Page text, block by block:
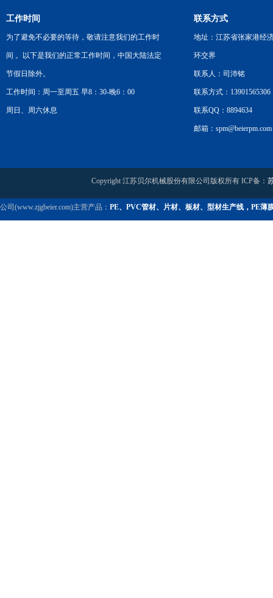
工作时间
为了避免不必要的等待，敬请注意我们的工作时
间 。以下是我们的正常工作时间，中国大陆法定
节假日除外。
工作时间：周一至周五 早8：30-晚6：00
周日、周六休息
联系方式
地址：江苏省张家港经
环交界
联系人：司沛铭
联系方式：13901565306
联系QQ：8894634
邮箱：spm@beierpm.com
Copyright 江苏贝尔机械股份有限公司版权所有 ICP备：
公司(www.zjgbeier.com)主营产品： PE、PVC管材、片材、板材、型材生产线，PE薄